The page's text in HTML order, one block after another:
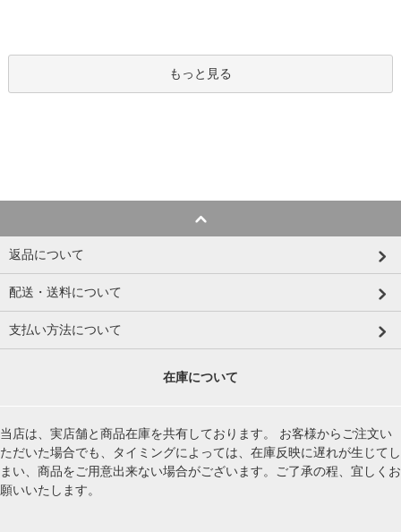
もっと見る
返品について
配送・送料について
支払い方法について
在庫について
当店は、実店舗と商品在庫を共有しております。 お客様からご注文い
ただいた場合でも、タイミングによっては、在庫反映に遅れが生じてし
まい、商品をご用意出来ない場合がございます。ご了承の程、宜しくお
願いいたします。